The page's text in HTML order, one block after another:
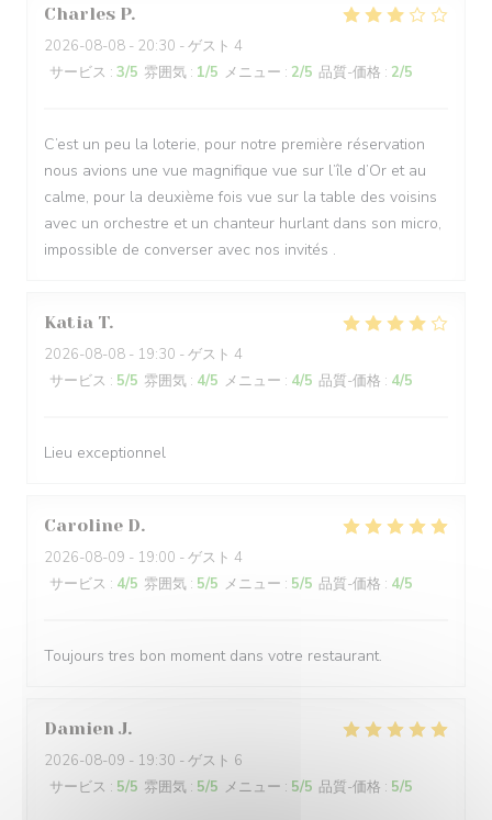
Charles P
2026-08-08 - 20:30 - ゲスト 4
サービス : 3/5 雰囲気 : 1/5 メニュー : 2/5 品質-価格 : 2/5
C’est un peu la loterie, pour notre première réservation
nous avions une vue magnifique vue sur l’île d’Or et au
calme, pour la deuxième fois vue sur la table des voisins
avec un orchestre et un chanteur hurlant dans son micro,
impossible de converser avec nos invités .
Katia T
2026-08-08 - 19:30 - ゲスト 4
サービス : 5/5 雰囲気 : 4/5 メニュー : 4/5 品質-価格 : 4/5
Lieu exceptionnel
Caroline D
2026-08-09 - 19:00 - ゲスト 4
サービス : 4/5 雰囲気 : 5/5 メニュー : 5/5 品質-価格 : 4/5
Toujours tres bon moment dans votre restaurant.
Damien J
2026-08-09 - 19:30 - ゲスト 6
サービス : 5/5 雰囲気 : 5/5 メニュー : 5/5 品質-価格 : 5/5